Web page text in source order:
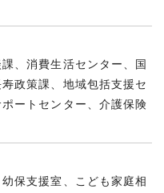
、消費生活センター、国
政策課、地域包括支援セ
ートセンター、介護保険
保支援室、こども家庭相